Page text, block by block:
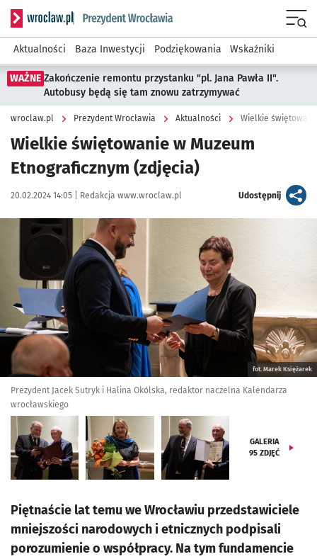
Serwis informacyjny wroclaw.pl podserwis: Prezydent
Aktualności Baza Inwestycji Podziękowania Wskaźniki
WAŻNE Zakończenie remontu przystanku "pl. Jana Pawła II".
Autobusy będą się tam znowu zatrzymywać
wroclaw.pl Prezydent Wrocławia Aktualności Wielkie
Wielkie świętowanie w Muzeum
Etnograficznym (zdjęcia)
Data publikacji:
20.02.2024 14:05 | Autor:
Redakcja www.wroclaw.pl Udostępnijartykuł
Kliknij, aby zobaczyć galerię
fot. Marek Księżarek
Prezydent Jacek Sutryk i Halina Okólska, redaktor naczelna Kalendarza
wrocławskiego
GALERIA
95 ZDJĘĆ
Piętnaście lat temu we Wrocławiu przedstawiciele
mniejszości narodowych i etnicznych podpisali
porozumienie o współpracy. Na tym fundamencie